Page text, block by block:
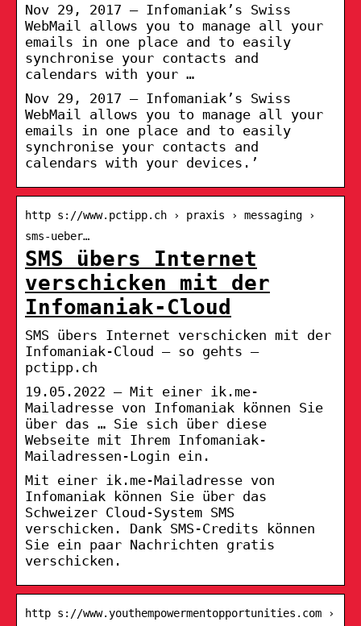
Nov 29, 2017 – Infomaniak’s Swiss
WebMail allows you to manage all your
emails in one place and to easily
synchronise your contacts and
calendars with your …
Nov 29, 2017 – Infomaniak’s Swiss
WebMail allows you to manage all your
emails in one place and to easily
synchronise your contacts and
calendars with your devices.’
http s://www.pctipp.ch › praxis › messaging ›
sms-ueber…
SMS übers Internet
verschicken mit der
Infomaniak-Cloud
SMS übers Internet verschicken mit der
Infomaniak-Cloud – so gehts –
pctipp.ch
19.05.2022 — Mit einer ik.me-
Mailadresse von Infomaniak können Sie
über das … Sie sich über diese
Webseite mit Ihrem Infomaniak-
Mailadressen-Login ein.
Mit einer ik.me-Mailadresse von
Infomaniak können Sie über das
Schweizer Cloud-System SMS
verschicken. Dank SMS-Credits können
Sie ein paar Nachrichten gratis
verschicken.
http s://www.youthempowermentopportunities.com ›